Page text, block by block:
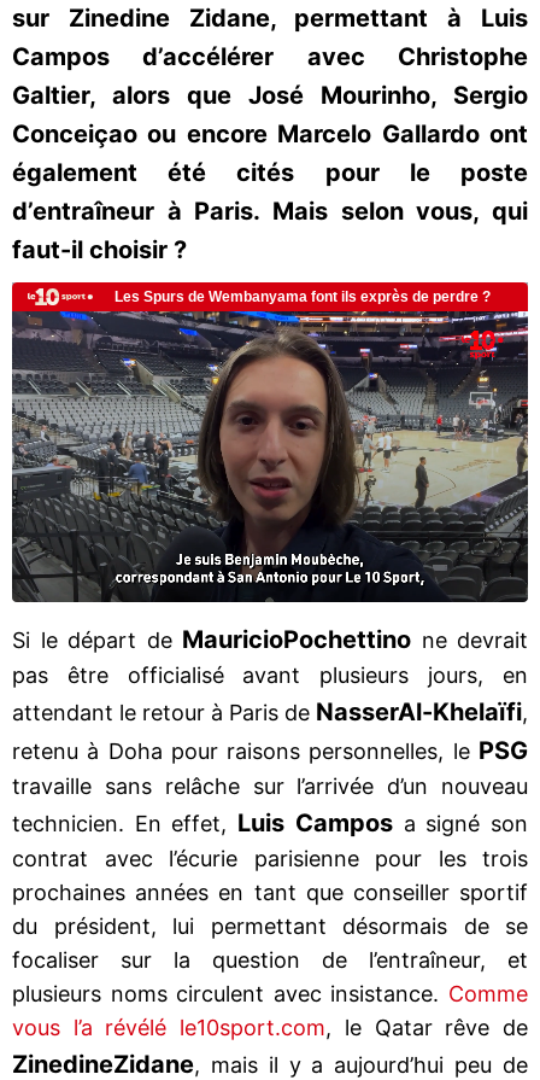
sur Zinedine Zidane, permettant à Luis
Campos d’accélérer avec Christophe
Galtier, alors que José Mourinho, Sergio
Conceiçao ou encore Marcelo Gallardo ont
également été cités pour le poste
d’entraîneur à Paris. Mais selon vous, qui
faut-il choisir ?
Si le départ de MauricioPochettino ne devrait
pas être officialisé avant plusieurs jours, en
attendant le retour à Paris de NasserAl-Khelaïfi,
retenu à Doha pour raisons personnelles, le PSG
travaille sans relâche sur l’arrivée d’un nouveau
technicien. En effet, Luis Camposa signé son
contrat avec l’écurie parisienne pour les trois
prochaines années en tant que conseiller sportif
du président, lui permettant désormais de se
focaliser sur la question de l’entraîneur, et
plusieurs noms circulent avec insistance. Comme
vous l’a révélé le10sport.com, le Qatar rêve de
ZinedineZidane, mais il y a aujourd’hui peu de